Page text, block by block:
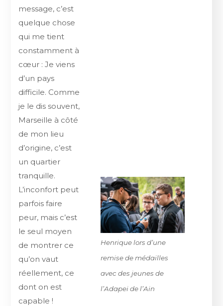
message, c’est
quelque chose
qui me tient
constamment à
cœur : Je viens
d’un pays
difficile. Comme
je le dis souvent,
Marseille à côté
de mon lieu
d’origine, c’est
un quartier
tranquille.
L’inconfort peut
parfois faire
peur, mais c’est
le seul moyen
de montrer ce
qu’on vaut
réellement, ce
dont on est
capable !
Henrique lors d’une
remise de médailles
avec des jeunes de
l’Adapei de l’Ain